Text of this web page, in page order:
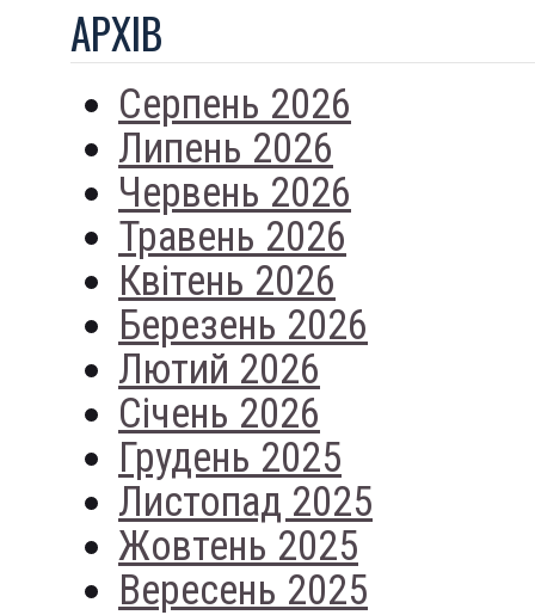
АРХIВ
Серпень 2026
Липень 2026
Червень 2026
Травень 2026
Квітень 2026
Березень 2026
Лютий 2026
Січень 2026
Грудень 2025
Листопад 2025
Жовтень 2025
Вересень 2025